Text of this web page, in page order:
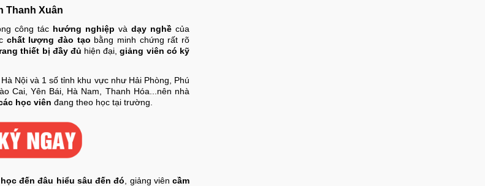
Thanh Xuân
công tác hướng nghiệp vàdạy nghề của
chất lượng đào tạo bằng minh chứng rất rõ
thiết bị đầy đủ hiện đại,giảng viên có kỹ
Nội và 1 số tỉnh khu vực như Hải Phòng, Phú
Cai, Yên Bái, Hà Nam, Thanh Hóa...nên nhà
học viên đang theo học tại trường.
học đến đâu hiểu sâu đến đó , giảng viêncầm